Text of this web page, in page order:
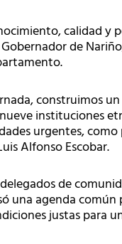
calidad y
de
construimos
instituciones
urgentes,
Alfonso Escobar.
de
una agenda
justas para